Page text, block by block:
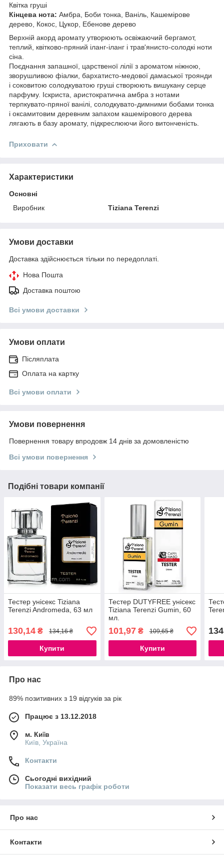
Квітка груші
Кінцева нота: Амбра, Боби тонка, Ваніль, Кашемірове
дерево, Кокос, Цукор, Ебенове дерево
Верхній акорд аромату утворюють освіжаючий бергамот,
теплий, квітково-пряний іланг-іланг і трав'янисто-солодкі ноти
сіна.
Поєднання запашної, царственої лілії з ароматом ніжною,
зворушливою фіалки, бархатисто-медової дамаської троянди
і соковитою солодкуватою груші створюють вишукану серце
парфуму. Іскриста, аристократична амбра з нотами
терпкувато-пряної ванілі, солодкувато-димними бобами тонка
і оксамитовим деревним запахом кашемірового дерева
лягають в базу аромату, підкреслюючи його витонченість.
Приховати
Характеристики
Основні
Виробник
Tiziana Terenzi
Умови доставки
Доставка здійснюється тільки по передоплаті.
Нова Пошта
Доставка поштою
Всі умови доставки
Умови оплати
Післяплата
Оплата на картку
Всі умови оплати
Умови повернення
Повернення товару впродовж 14 днів за домовленістю
Всі умови повернення
Подібні товари компанії
Тестер унісекс Tiziana
Terenzi Andromeda, 63 мл
130,14 ₴ 134,16 ₴
Купити
Тестер DUTYFREE унісекс
Tiziana Terenzi Gumin, 60
мл.
101,97₴ 109,65 ₴
Купити
Про нас
89% позитивних з 19 відгуків за рік
Працює з 13.12.2018
м. Київ
Київ, Україна
Контакти
Сьогодні вихідний
Показати весь графік роботи
Про нас
Контакти